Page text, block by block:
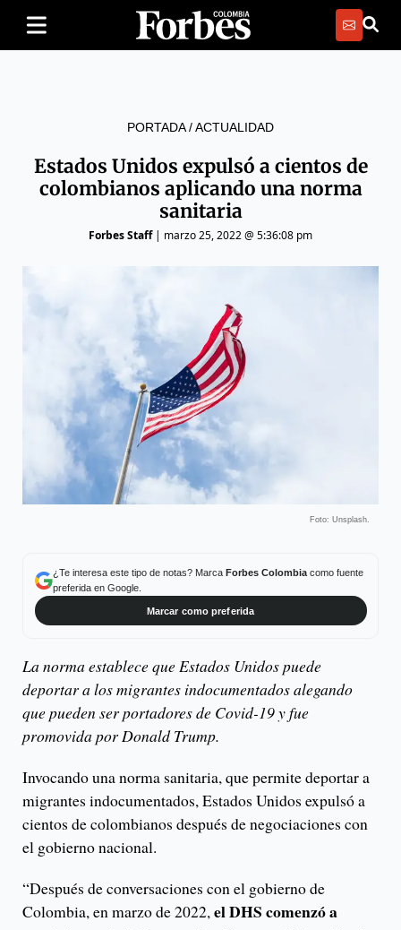
PORTADA/ACTUALIDAD
Estados Unidos expulsó a cientos de
colombianos aplicando una norma
sanitaria
Forbes Staff| marzo 25, 2022 @ 5:36:08 pm
Foto: Unsplash.
¿Te interesa este tipo de notas? Marca Forbes Colombiacomo fuente
preferida en Google.
Marcar como preferida
La norma establece que Estados Unidos puede
deportar a los migrantes indocumentados alegando
que pueden ser portadores de Covid-19 y fue
promovida por Donald Trump.
Invocando una norma sanitaria, que permite deportar a
migrantes indocumentados, Estados Unidos expulsó a
cientos de colombianos después de negociaciones con
el gobierno nacional.
“Después de conversaciones con el gobierno de
Colombia, en marzo de 2022,el DHS comenzó a